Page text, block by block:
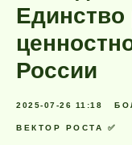
Единство
России
2025-07-26 11:18
ВЕКТОР РОСТА ✅️